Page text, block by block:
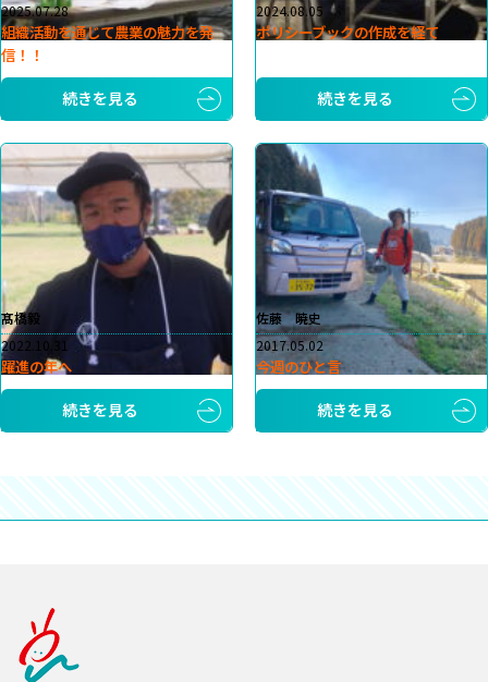
2025.07.28
組織活動を通じて農業の魅力を発
信！！
続きを見る
2024.08.05
ポリシーブックの作成を経て
続きを見る
髙橋毅
2022.10.31
躍進の年へ
続きを見る
佐藤 暁史
2017.05.02
今週のひと言
続きを見る